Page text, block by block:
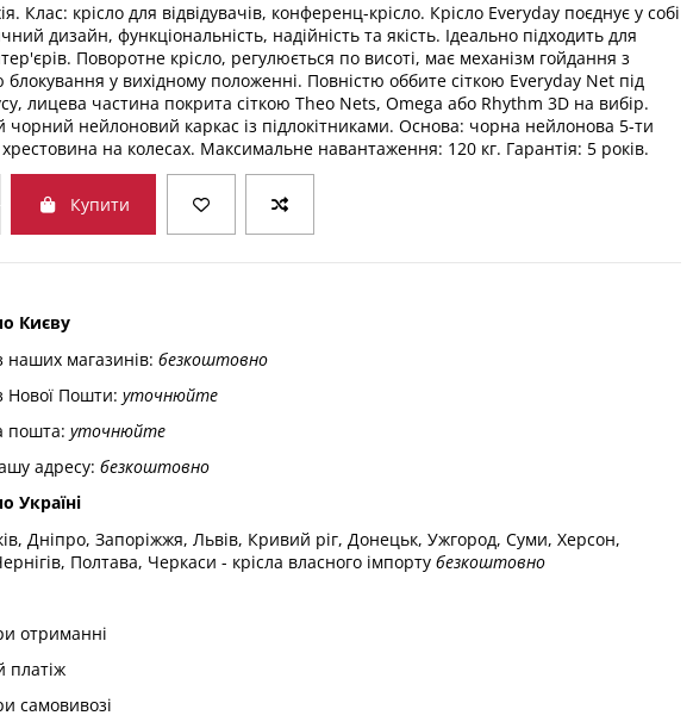
Клас: крісло для відвідувачів, конференц-крісло. Крісло Everyday поєднує у собі
дизайн, функціональність, надійність та якість. Ідеально підходить для
Поворотне крісло, регулюється по висоті, має механізм гойдання з
блокування у вихідному положенні. Повністю оббите сіткою Everyday Net під
лицева частина покрита сіткою Theo Nets, Omega або Rhythm 3D на вибір.
чорний нейлоновий каркас із підлокітниками. Основа: чорна нейлонова 5-ти
на колесах. Максимальне навантаження: 120 кг. Гарантія: 5 років.
Купити
Києву
наших магазинів: безкоштовно
Нової Пошти: уточнюйте
пошта: уточнюйте
адресу: безкоштовно
Україні
Дніпро, Запоріжжя, Львів, Кривий ріг, Донецьк, Ужгород, Суми, Херсон,
Полтава, Черкаси - крісла власного імпорту безкоштовно
отриманні
платіж
самовивозі